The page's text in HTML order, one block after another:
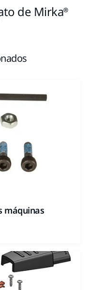
de Mirka®
máquinas